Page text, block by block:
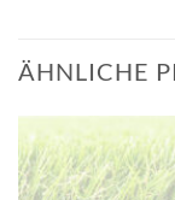
ÄHNLICHE